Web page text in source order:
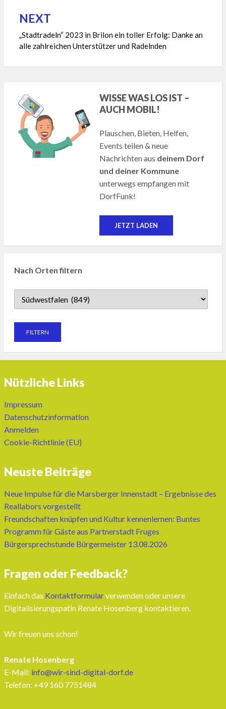
NEXT
„Stadtradeln“ 2023 in Brilon ein toller Erfolg: Danke an
alle zahlreichen Unterstützer und Radelnden
WISSE WAS LOS IST –
AUCH MOBIL!
Plauschen, Bieten, Helfen,
Events teilen & neue
Nachrichten aus deinem Dorf
und deiner Kommune
unterwegs empfangen mit
DorfFunk!
JETZT LADEN
Nach Orten filtern
Nützliche Links
Impressum
Datenschutzinformation
Anmelden
Cookie-Richtlinie (EU)
Neuste Beiträge
Neue Impulse für die Marsberger Innenstadt – Ergebnisse des
Reallabors vorgestellt
Freundschaften knüpfen und Kultur kennenlernen: Buntes
Programm für Gäste aus Partnerstadt Fruges
Bürgersprechstunde Bürgermeister 13.08.2026
Fragen oder Feedback?
Einfach das Kontaktformularverwenden oder unsere
Digitalisierungspatin Renate Hosenberg kontaktieren.
Wir freuen uns schon!
Renate Hosenberg
E-Mail: info@wir-sind-digital-dorf.de
Telefon: ‭+49 160 7751484‬